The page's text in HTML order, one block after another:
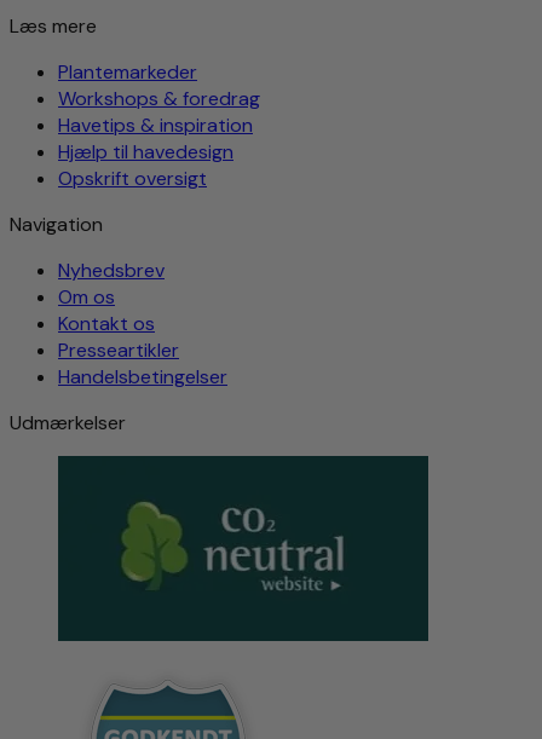
Læs mere
Plantemarkeder
Workshops & foredrag
Havetips & inspiration
Hjælp til havedesign
Opskrift oversigt
Navigation
Nyhedsbrev
Om os
Kontakt os
Presseartikler
Handelsbetingelser
Udmærkelser